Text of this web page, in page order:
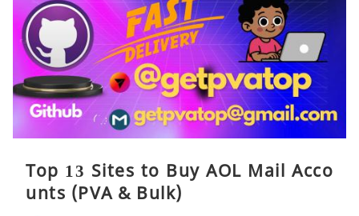
Top 13 Sites to Buy AOL Mail Acco
unts (PVA & Bulk)